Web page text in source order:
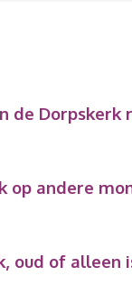
de Dorpskerk
op andere
oud of alleen